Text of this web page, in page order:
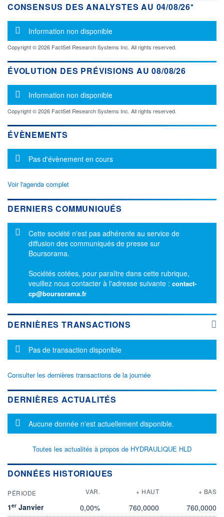
CONSENSUS DES ANALYSTES AU 04/08/26*
Message d'information
Information non disponible
Copyright © 2026 FactSet Research Systems Inc. All rights reserved.
ÉVOLUTION DES PRÉVISIONS AU 08/08/26
Message d'information
Information non disponible
Copyright © 2026 FactSet Research Systems Inc. All rights reserved.
ÉVÈNEMENTS
Message d'information
Pas d'évènement en cours
Voir l'agenda complet
DERNIERS COMMUNIQUÉS
Message d'information
Cette société n'est pas adhérente au service de
diffusion des communiqués de presse sur
Boursorama.
Sociétés cotées, pour paraître dans cette rubrique,
veuillez nous contacter à l'adresse suivante : contact-
cp@boursorama.fr
DERNIÈRES TRANSACTIONS
Message d'information
Pas de transaction disponible
Consulter les dernières transactions de la journée
DERNIÈRES ACTUALITÉS
Message d'information
Aucune donnée n'est actuellement disponible.
Toutes les actualités à propos de HYDRAULIQUE HLD
DONNÉES HISTORIQUES
PÉRIODE VAR. + HAUT + BAS
1er Janvier 0,00% 760,0000 760,0000